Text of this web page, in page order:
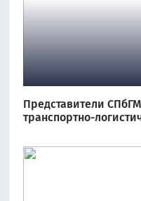
Представители
транспортно-